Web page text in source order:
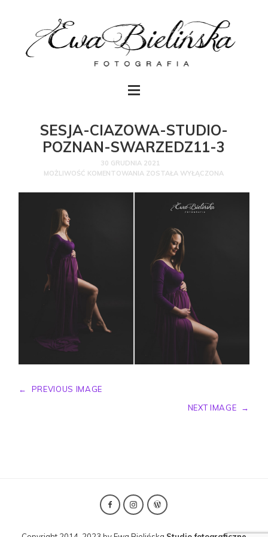
SESJA-CIAZOWA-STUDIO-
POZNAN-SWARZEDZ11-3
30 GRUDNIA 2021
MOŻLIWOŚĆ KOMENTOWANIA ZOSTAŁA WYŁĄCZONA
←
PREVIOUS IMAGE
NEXT IMAGE
→